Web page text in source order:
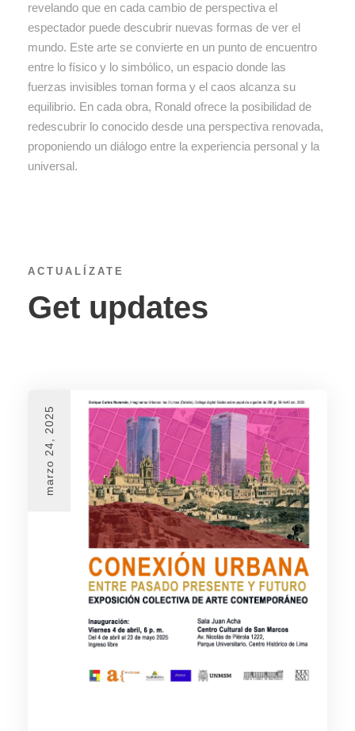
revelando que en cada cambio de perspectiva el
espectador puede descubrir nuevas formas de ver el
mundo. Este arte se convierte en un punto de encuentro
entre lo físico y lo simbólico, un espacio donde las
fuerzas invisibles toman forma y el caos alcanza su
equilibrio. En cada obra, Ronald ofrece la posibilidad de
redescubrir lo conocido desde una perspectiva renovada,
proponiendo un diálogo entre la experiencia personal y la
universal.
ACTUALÍZATE
Get updates
marzo 24, 2025